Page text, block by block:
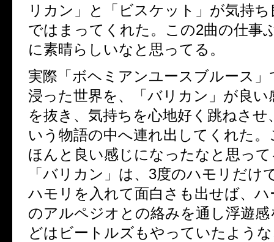
リカン」と「ビスケット」が気持
ではまってくれた。この2曲の仕事
に素晴らしいなと思ってる。
実際「ボヘミアンユースブルース
浸った世界を、「バリカン」が良い
を抜き、気持ちを心地好く跳ねさ
いう物語の中へ連れ出してくれた
ほんと良い感じになったなと思っ
「バリカン」は、3度のハモリだけ
ハモリを入れて面白さも出せば、
のアルペジオとの絡みを通し浮遊
どはビートルズもやっていたよう